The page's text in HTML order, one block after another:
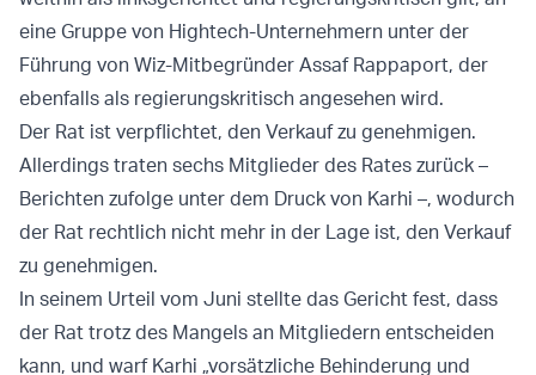
eine Gruppe von Hightech-Unternehmern unter der
Führung von Wiz-Mitbegründer Assaf Rappaport, der
ebenfalls als regierungskritisch angesehen wird.
Der Rat ist verpflichtet, den Verkauf zu genehmigen.
Allerdings traten sechs Mitglieder des Rates zurück –
Berichten zufolge unter dem Druck von Karhi –, wodurch
der Rat rechtlich nicht mehr in der Lage ist, den Verkauf
zu genehmigen.
In seinem Urteil vom Juni stellte das Gericht fest, dass
der Rat trotz des Mangels an Mitgliedern entscheiden
kann, und warf Karhi „vorsätzliche Behinderung und